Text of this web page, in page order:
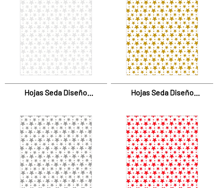
Hojas Seda Diseño
Hojas Seda Diseño